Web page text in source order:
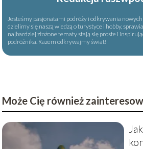
Jesteśmy pasjonatami podróży i odkrywania
dzielimy się naszą wiedzą o turystyce i hobby,
najbardziej złożone tematy stają się proste i
podróżnika. Razem odkrywajmy świat!
Może Cię również